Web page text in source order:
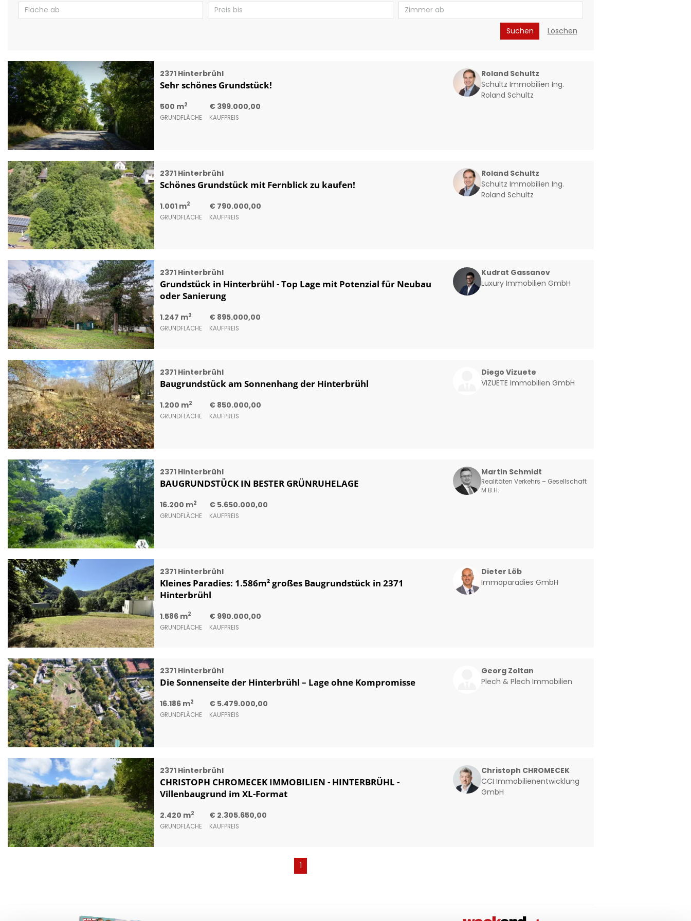
Suchen Löschen
2371 Hinterbrühl
Sehr schönes Grundstück!
500 m2
GRUNDFLÄCHE
€ 399.000,00
KAUFPREIS
Roland Schultz
Schultz Immobilien Ing.
Roland Schultz
2371 Hinterbrühl
Schönes Grundstück mit Fernblick zu kaufen!
1.001 m2
GRUNDFLÄCHE
€ 790.000,00
KAUFPREIS
Roland Schultz
Schultz Immobilien Ing.
Roland Schultz
2371 Hinterbrühl
Grundstück in Hinterbrühl - Top Lage mit Potenzial für Neubau
oder Sanierung
1.247 m2
GRUNDFLÄCHE
€ 895.000,00
KAUFPREIS
Kudrat Gassanov
Luxury Immobilien GmbH
2371 Hinterbrühl
Baugrundstück am Sonnenhang der Hinterbrühl
1.200 m2
GRUNDFLÄCHE
€ 850.000,00
KAUFPREIS
Diego Vizuete
VIZUETE Immobilien GmbH
2371 Hinterbrühl
BAUGRUNDSTÜCK IN BESTER GRÜNRUHELAGE
16.200 m2
GRUNDFLÄCHE
€ 5.650.000,00
KAUFPREIS
Martin Schmidt
Realitäten Verkehrs – Gesellschaft
M.B.H.
2371 Hinterbrühl
Kleines Paradies: 1.586m² großes Baugrundstück in 2371
Hinterbrühl
1.586 m2
GRUNDFLÄCHE
€ 990.000,00
KAUFPREIS
Dieter Löb
Immoparadies GmbH
2371 Hinterbrühl
Die Sonnenseite der Hinterbrühl – Lage ohne Kompromisse
16.186 m2
GRUNDFLÄCHE
€ 5.479.000,00
KAUFPREIS
Georg Zoltan
Plech & Plech Immobilien
2371 Hinterbrühl
CHRISTOPH CHROMECEK IMMOBILIEN - HINTERBRÜHL -
Villenbaugrund im XL-Format
2.420 m2
GRUNDFLÄCHE
€ 2.305.650,00
KAUFPREIS
Christoph CHROMECEK
CCI Immobilienentwicklung
GmbH
1(current)